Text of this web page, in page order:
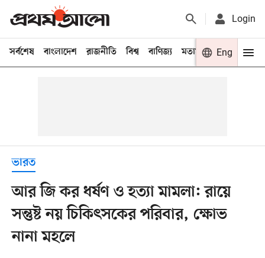
Login
সর্বশেষ বাংলাদেশ রাজনীতি বিশ্ব বাণিজ্য মতামত খেলা
Eng
ভারত
আর জি কর ধর্ষণ ও হত্যা মামলা: রায়ে
সন্তুষ্ট নয় চিকিৎসকের পরিবার, ক্ষোভ
নানা মহলে